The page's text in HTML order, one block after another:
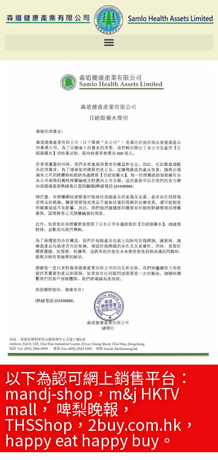
以下為認可網上銷售平台：
mandj-shop，m&j HKTV
mall， 啤梨晚報，
THSShop，2buy.com.hk，
happy eat happy buy。